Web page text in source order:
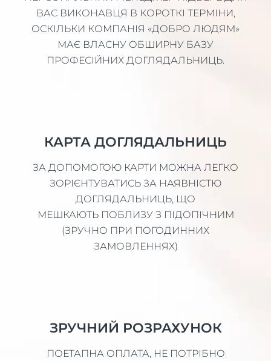
ВАС ВИКОНАВЦЯ В КОРОТКІ ТЕРМІНИ,
ОСКІЛЬКИ КОМПАНІЯ «ДОБРО ЛЮДЯМ»
МАЄ ВЛАСНУ ОБШИРНУ БАЗУ
ПРОФЕСІЙНИХ ДОГЛЯДАЛЬНИЦЬ.
КАРТА ДОГЛЯДАЛЬНИЦЬ
ЗА ДОПОМОГОЮ КАРТИ МОЖНА ЛЕГКО
ЗОРІЄНТУВАТИСЬ ЗА НАЯВНІСТЮ
ДОГЛЯДАЛЬНИЦЬ, ЩО
МЕШКАЮТЬ ПОБЛИЗУ З ПІДОПІЧНИМ
(ЗРУЧНО ПРИ ПОГОДИННИХ
ЗАМОВЛЕННЯХ)
ЗРУЧНИЙ РОЗРАХУНОК
ПОЕТАПНА ОПЛАТА, НЕ ПОТРІБНО